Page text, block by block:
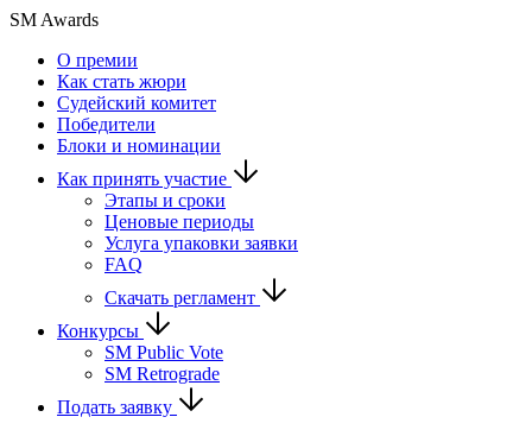
SM Awards
О премии
Как стать жюри
Судейский комитет
Победители
Блоки и номинации
Как принять участие
Этапы и сроки
Ценовые периоды
Услуга упаковки заявки
FAQ
Скачать регламент
Конкурсы
SM Public Vote
SM Retrograde
Подать заявку